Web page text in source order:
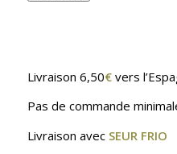
Livraison 6,50€vers
Pas de commande
Livraison avec SEUR FRIO